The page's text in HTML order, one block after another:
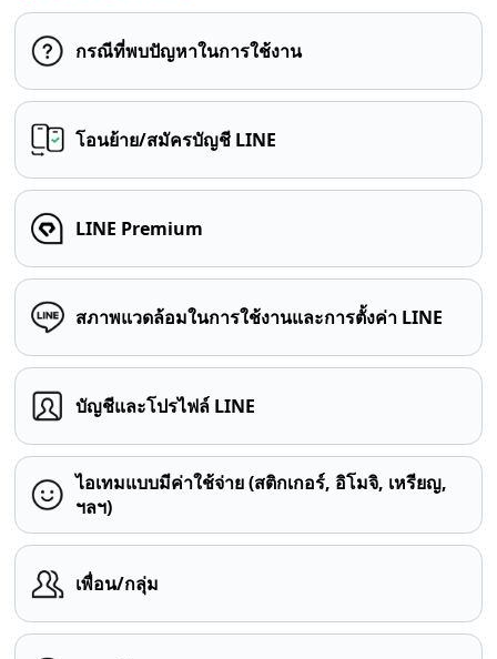
กรณีที่พบปัญหาในการใช้งาน
โอนย้าย/สมัครบัญชี LINE
LINE Premium
สภาพแวดล้อมในการใช้งานและการตั้งค่า LINE
บัญชีและโปรไฟล์ LINE
ไอเทมแบบมีค่าใช้จ่าย (สติกเกอร์, อิโมจิ, เหรียญ,
ฯลฯ)
เพื่อน/กลุ่ม